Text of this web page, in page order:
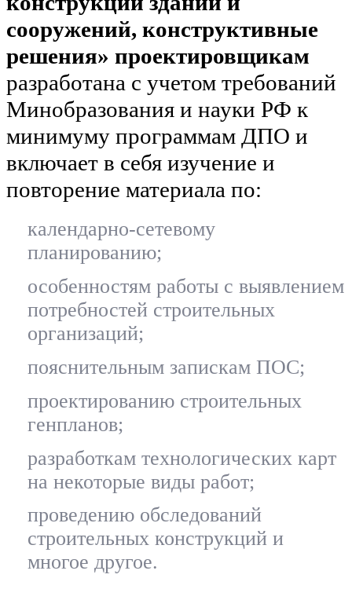
сооружений, конструктивные
решения» проектировщикам
разработана с учетом требований
Минобразования и науки РФ к
минимуму программам ДПО и
включает в себя изучение и
повторение материала по:
календарно-сетевому
планированию;
особенностям работы с выявлением
потребностей строительных
организаций;
пояснительным запискам ПОС;
проектированию строительных
генпланов;
разработкам технологических карт
на некоторые виды работ;
проведению обследований
строительных конструкций и
многое другое.